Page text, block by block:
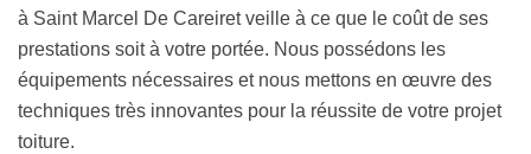
à Saint Marcel De Careiret veille à ce que le coût de ses
prestations soit à votre portée. Nous possédons les
équipements nécessaires et nous mettons en œuvre des
techniques très innovantes pour la réussite de votre projet
toiture.